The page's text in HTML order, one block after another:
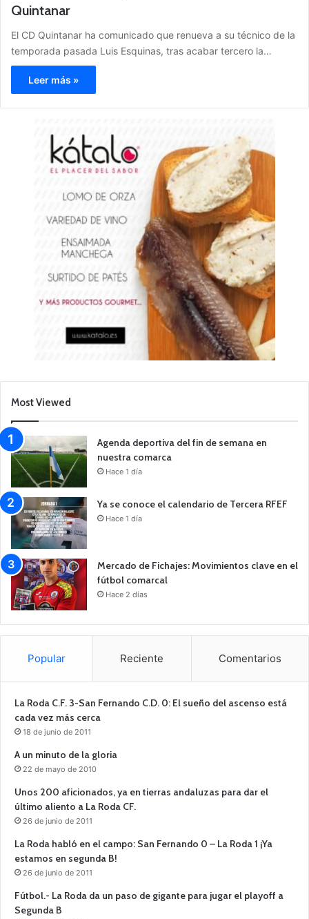
Quintanar
El CD Quintanar ha comunicado que renueva a su técnico de la
temporada pasada Luis Esquinas, tras acabar tercero la…
Leer más »
Most Viewed
Agenda deportiva del fin de semana en
nuestra comarca
Hace 1 día
Ya se conoce el calendario de Tercera RFEF
Hace 1 día
Mercado de Fichajes: Movimientos clave en el
fútbol comarcal
Hace 2 días
Popular Reciente Comentarios
La Roda C.F. 3-San Fernando C.D. 0: El sueño del ascenso está
cada vez más cerca
18 de junio de 2011
A un minuto de la gloria
22 de mayo de 2010
Unos 200 aficionados, ya en tierras andaluzas para dar el
último aliento a La Roda CF.
26 de junio de 2011
La Roda habló en el campo: San Fernando 0 – La Roda 1 ¡Ya
estamos en segunda B!
26 de junio de 2011
Fútbol.- La Roda da un paso de gigante para jugar el playoff a
Segunda B